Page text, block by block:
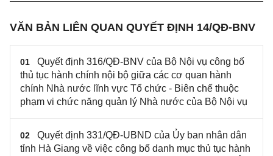
VĂN BẢN LIÊN QUAN QUYẾT ĐỊNH 14/QĐ-BNV
01
Quyết định 316/QĐ-BNV của Bộ Nội vụ công bố
thủ tục hành chính nội bộ giữa các cơ quan hành
chính Nhà nước lĩnh vực Tổ chức - Biên chế thuộc
phạm vi chức năng quản lý Nhà nước của Bộ Nội vụ
02
Quyết định 331/QĐ-UBND của Ủy ban nhân dân
tỉnh Hà Giang về việc công bố danh mục thủ tục hành